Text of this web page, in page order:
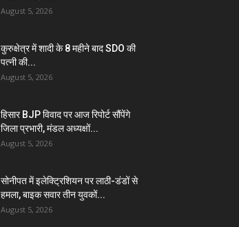
August 5, 2026
कुरुक्षेत्र में शादी के 8 महीने बाद SDO की
पत्नी की...
August 5, 2026
हिसार BJP विवाद पर आज रिपोर्ट सौंपेंगे
जिला प्रभारी, मंडल अध्यक्षों...
August 5, 2026
सोनीपत में इलेक्ट्रिशियन पर लाठी-डंडों से
हमला, बाइक सवार तीन युवकों...
August 5, 2026